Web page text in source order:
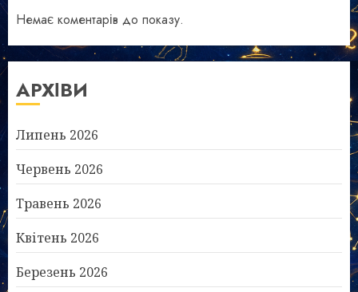
Немає коментарів до показу.
АРХІВИ
Липень 2026
Червень 2026
Травень 2026
Квітень 2026
Березень 2026